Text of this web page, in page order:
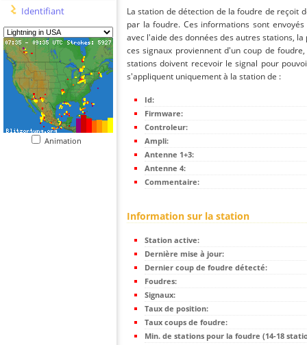
Identifiant
Animation
La station de détection de la foudre de reçoit
par la foudre. Ces informations sont
avec l'aide des données des autres stations,
ces signaux proviennent d'un coup de
stations doivent recevoir le signal pour
s'appliquent uniquement à la station de :
Id:
Firmware:
Controleur:
Ampli:
Antenne 1+3:
Antenne 4:
Commentaire:
Information sur la station
Station active:
Dernière mise à jour:
Dernier coup de foudre détecté:
Foudres:
Signaux:
Taux de position:
Taux coups de foudre:
Min. de stations pour la foudre (14-18